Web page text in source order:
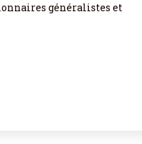
généralistes et